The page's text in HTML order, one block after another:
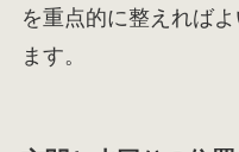
を重点的に整えれば
ます。